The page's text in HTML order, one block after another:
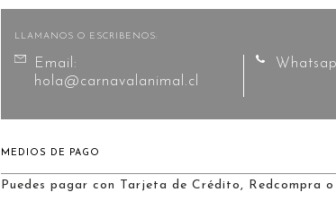
LLAMANOS O ESCRIBENOS:
Email:
hola@carnavalanimal.cl
MEDIOS DE PAGO
Puedes pagar con Tarjeta de Crédito, Redcompra